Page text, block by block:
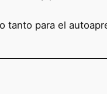
tanto para el